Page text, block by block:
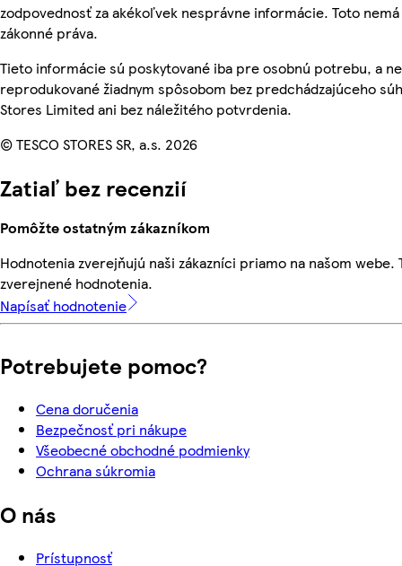
zodpovednosť za akékoľvek nesprávne informácie. Toto nemá
zákonné práva.
Tieto informácie sú poskytované iba pre osobnú potrebu, a
reprodukované žiadnym spôsobom bez predchádzajúceho
Stores Limited ani bez náležitého potvrdenia.
© TESCO STORES SR, a.s. 2026
Zatiaľ bez recenzií
Pomôžte ostatným zákazníkom
Hodnotenia zverejňujú naši zákazníci priamo na našom webe.
zverejnené hodnotenia.
Napísať hodnotenie
Potrebujete pomoc?
Cena doručenia
Bezpečnosť pri nákupe
Všeobecné obchodné podmienky
Ochrana súkromia
O nás
Prístupnosť